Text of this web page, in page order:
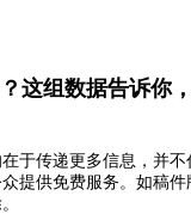
这组数据告诉你
于传递更多信息，并
提供免费服务。如稿